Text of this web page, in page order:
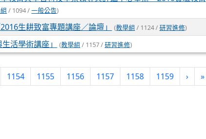
/ 1094 /一般公告)
生耕致富專題講座／論壇」 (教學組 / 1124 /研習進修)
活學術講座」 (教學組 / 1157 /研習進修)
1154 1155 1156 1157 1158 1159 › »